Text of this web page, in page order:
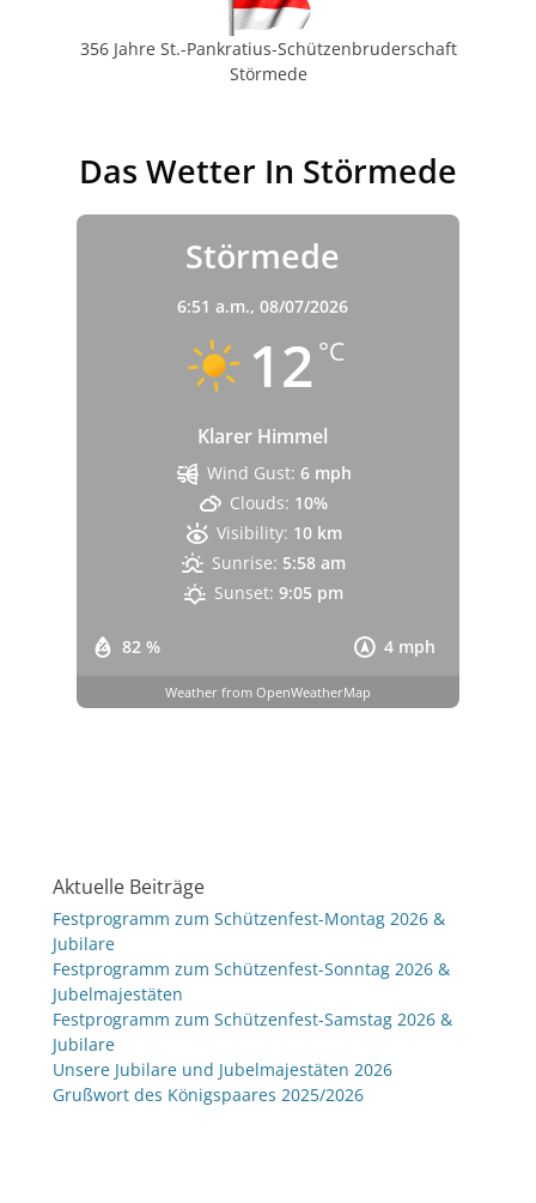
356 Jahre St.-Pankratius-Schützenbruderschaft
Störmede
Das Wetter In Störmede
Störmede
6:51 a.m., 08/07/2026
12 °C
Klarer Himmel
82 % 4 mph
Wind Gust: 6 mph
Clouds: 10%
Visibility: 10 km
Sunrise: 5:58 am
Sunset: 9:05 pm
Weather from OpenWeatherMap
Aktuelle Beiträge
Festprogramm zum Schützenfest-Montag 2026 &
Jubilare
Festprogramm zum Schützenfest-Sonntag 2026 &
Jubelmajestäten
Festprogramm zum Schützenfest-Samstag 2026 &
Jubilare
Unsere Jubilare und Jubelmajestäten 2026
Grußwort des Königspaares 2025/2026